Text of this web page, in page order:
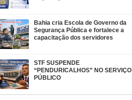
Bahia cria Escola de Governo da
Segurança Pública e fortalece a
capacitação dos servidores
STF SUSPENDE
“PENDURICALHOS” NO SERVIÇO
PÚBLICO